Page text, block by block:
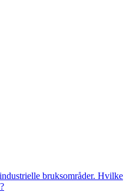
bruksområder. Hvilke